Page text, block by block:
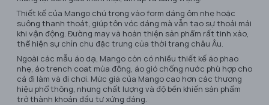
Thiết kế của Mango chú trọng vào form dáng ôm nhẹ hoặc
suông thanh thoát, giúp tôn vóc dáng mà vẫn tạo sự thoải mái
khi vận động. Đường may và hoàn thiện sản phẩm rất tinh xảo,
thể hiện sự chỉn chu đặc trưng của thời trang châu Âu.
Ngoài các mẫu áo dạ, Mango còn có nhiều thiết kế áo phao
nhẹ, áo trench coat mùa đông, áo gió chống nước phù hợp cho
cả đi làm và đi chơi. Mức giá của Mango cao hơn các thương
hiệu phổ thông, nhưng chất lượng và độ bền khiến sản phẩm
trở thành khoản đầu tư xứng đáng.